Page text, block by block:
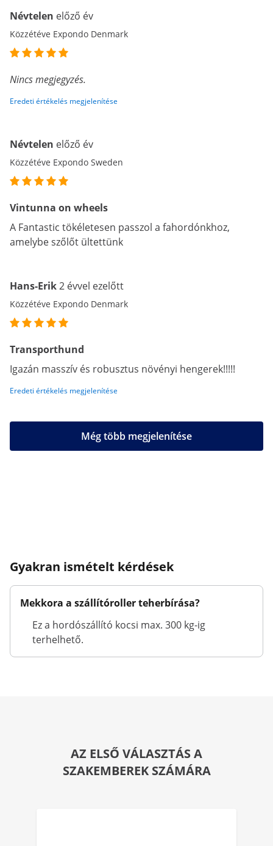
Névtelen előző év
Közzétéve Expondo Denmark
Nincs megjegyzés.
Eredeti értékelés megjelenítése
Névtelen előző év
Közzétéve Expondo Sweden
Vintunna on wheels
A Fantastic tökéletesen passzol a fahordónkhoz,
amelybe szőlőt ültettünk
Hans-Erik2 évvel ezelőtt
Közzétéve Expondo Denmark
Transporthund
Igazán masszív és robusztus növényi hengerek!!!!!
Eredeti értékelés megjelenítése
Még több megjelenítése
Gyakran ismételt kérdések
Mekkora a szállítóroller teherbírása?
Ez a hordószállító kocsi max. 300 kg-ig
terhelhető.
AZ ELSŐ VÁLASZTÁS A
SZAKEMBEREK SZÁMÁRA